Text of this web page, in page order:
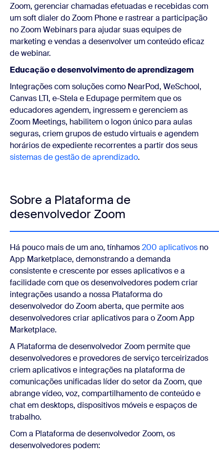
Zoom, gerenciar chamadas efetuadas e recebidas com
um soft dialer do Zoom Phone e rastrear a participação
no Zoom Webinars para ajudar suas equipes de
marketing e vendas a desenvolver um conteúdo eficaz
de webinar.
Educação e desenvolvimento de aprendizagem
Integrações com soluções como NearPod, WeSchool,
Canvas LTI, e-Stela e Edupage permitem que os
educadores agendem, ingressem e gerenciem as
Zoom Meetings, habilitem o logon único para aulas
seguras, criem grupos de estudo virtuais e agendem
horários de expediente recorrentes a partir dos seus
sistemas de gestão de aprendizado.
Sobre a Plataforma de
desenvolvedor Zoom
Há pouco mais de um ano, tínhamos200 aplicativos no
App Marketplace, demonstrando a demanda
consistente e crescente por esses aplicativos e a
facilidade com que os desenvolvedores podem criar
integrações usando a nossa Plataforma do
desenvolvedor do Zoom aberta, que permite aos
desenvolvedores criar aplicativos para o Zoom App
Marketplace.
A Plataforma de desenvolvedor Zoom permite que
desenvolvedores e provedores de serviço terceirizados
criem aplicativos e integrações na plataforma de
comunicações unificadas líder do setor da Zoom, que
abrange vídeo, voz, compartilhamento de conteúdo e
chat em desktops, dispositivos móveis e espaços de
trabalho.
Com a Plataforma de desenvolvedor Zoom, os
desenvolvedores podem: